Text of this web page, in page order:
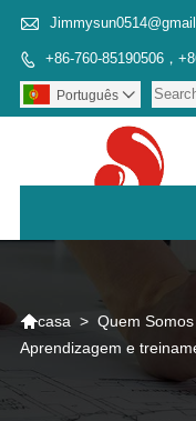

 +86-760-85190506，
Português 
casa > Quem Somos
Aprendizagem e